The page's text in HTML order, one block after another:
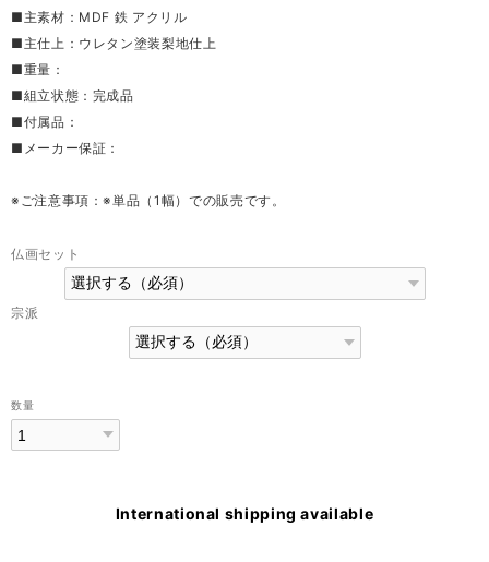
■主素材：MDF 鉄 アクリル
■主仕上：ウレタン塗装梨地仕上
■重量：
■組立状態：完成品
■付属品：
■メーカー保証：
※ご注意事項：※単品（1幅）での販売です。
仏画セット
宗派
数量
International shipping available